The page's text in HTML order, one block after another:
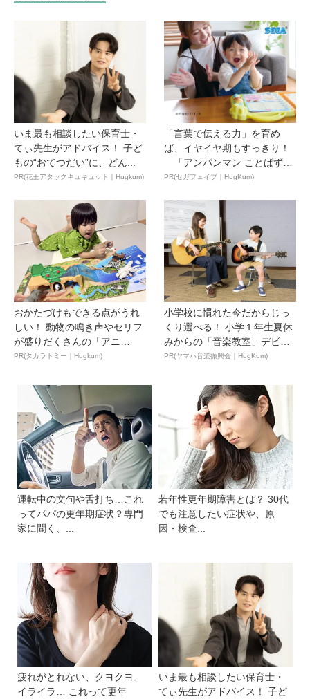
いま最も相談したい保育士・
てぃ先生がアドバイス！ 子ど
もの“おてつだい”に、どん...
PR(花王アタックキュキュット｜Hugkum)
「言葉で伝える力」を育め
ば、イヤイヤ期もすっきり！
「アンパンマン ことばずか
ん...
PR(セガフェイブ｜HugKum)
おかたづけもできる点がうれ
しい！ 動物の鳴き声やセリフ
が盛りだくさんの「アニ
ア ...
PR(タカラトミー｜Hugkum)
小学校に慣れた今だからじっ
くり選べる！ 小学１年生夏休
みからの「音楽教室」デビ
ュ...
PR(ヤマハ音楽振興会｜HugKum)
運転中の文句や舌打ち…これ
ってパパの更年期症状？専門
家に聞く、...
若年性更年期障害とは？ 30代
でも注意したい症状や、原
因・検査...
疲れがとれない、クヨクヨ、
イライラ… これって更年
いま最も相談したい保育士・
てぃ先生がアドバイス！ 子ど